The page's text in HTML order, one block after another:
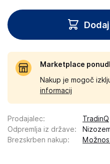
Marketplace
Nakup je mogoč
informacij
Prodajalec:
TradinQ
Odpremlja iz države:
Brezskrben nakup: